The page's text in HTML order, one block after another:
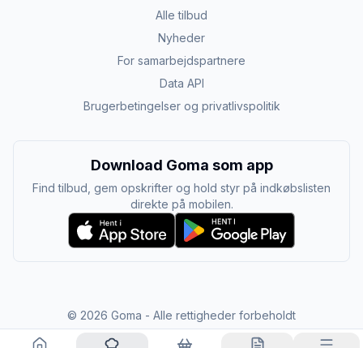
Alle tilbud
Nyheder
For samarbejdspartnere
Data API
Brugerbetingelser og privatlivspolitik
Download Goma som app
Find tilbud, gem opskrifter og hold styr på indkøbslisten
direkte på mobilen.
© 2026 Goma - Alle rettigheder forbeholdt